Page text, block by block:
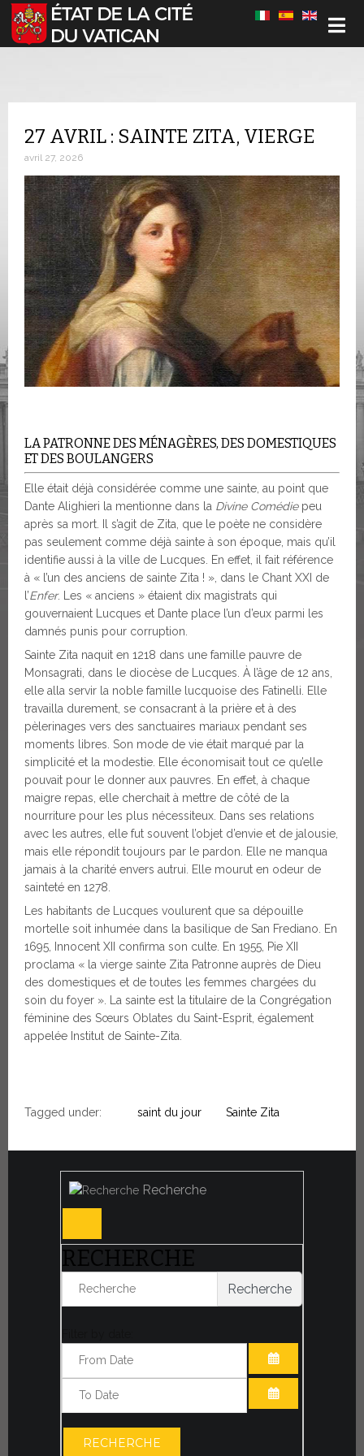
Sélectionnez votre langue
27 AVRIL : SAINTE ZITA, VIERGE
avril 27, 2026
LA PATRONNE DES MÉNAGÈRES, DES DOMESTIQUES
ET DES BOULANGERS
Elle était déjà considérée comme une sainte, au point que
Dante Alighieri la mentionne dans la Divine Comédiepeu
après sa mort. Il s’agit de Zita, que le poète ne considère
pas seulement comme déjà sainte à son époque, mais qu’il
identifie aussi à la ville de Lucques. En effet, il fait référence
à « l’un des anciens de sainte Zita ! », dans le Chant XXI de
l’Enfer. Les « anciens » étaient dix magistrats qui
gouvernaient Lucques et Dante place l’un d’eux parmi les
damnés punis pour corruption.
Sainte Zita naquit en 1218 dans une famille pauvre de
Monsagrati, dans le diocèse de Lucques. À l’âge de 12 ans,
elle alla servir la noble famille lucquoise des Fatinelli. Elle
travailla durement, se consacrant à la prière et à des
pèlerinages vers des sanctuaires mariaux pendant ses
moments libres. Son mode de vie était marqué par la
simplicité et la modestie. Elle économisait tout ce qu’elle
pouvait pour le donner aux pauvres. En effet, à chaque
maigre repas, elle cherchait à mettre de côté de la
nourriture pour les plus nécessiteux. Dans ses relations
avec les autres, elle fut souvent l’objet d’envie et de jalousie,
mais elle répondit toujours par le pardon. Elle ne manqua
jamais à la charité envers autrui. Elle mourut en odeur de
sainteté en 1278.
Les habitants de Lucques voulurent que sa dépouille
mortelle soit inhumée dans la basilique de San Frediano. En
1695, Innocent XII confirma son culte. En 1955, Pie XII
proclama « la vierge sainte Zita Patronne auprès de Dieu
des domestiques et de toutes les femmes chargées du
soin du foyer ». La sainte est la titulaire de la Congrégation
féminine des Sœurs Oblates du Saint-Esprit, également
appelée Institut de Sainte-Zita.
Tagged under: saint du jour Sainte Zita
Recherche
RECHERCHE
Recherche
OUVRIR LE
RECHERCHE